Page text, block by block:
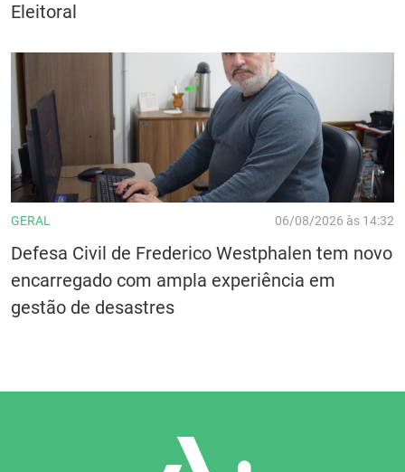
Eleitoral
GERAL 06/08/2026 às 14:32
Defesa Civil de Frederico Westphalen tem novo
encarregado com ampla experiência em
gestão de desastres